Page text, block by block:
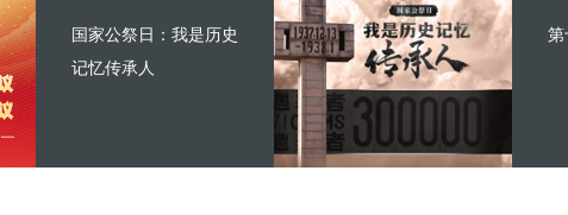
国家公祭日：我是历史
记忆传承人
第